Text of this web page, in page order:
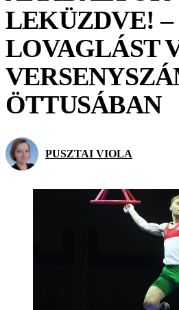
LEKÜZDVE!
LOVAGLÁST
ÖTTUSÁBAN
PUSZTAI VIOLA